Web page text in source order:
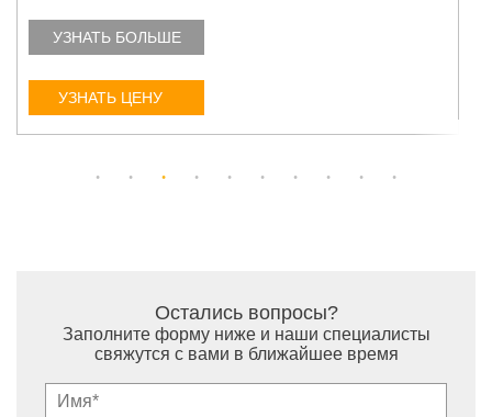
УЗНАТЬ БОЛЬШЕ
УЗНАТЬ ЦЕНУ
Остались вопросы?
Заполните форму ниже и наши специалисты
свяжутся с вами в ближайшее время